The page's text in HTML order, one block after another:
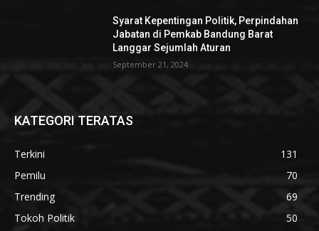
Syarat Kepentingan Politik, Perpindahan
Jabatan di Pemkab Bandung Barat
Langgar Sejumlah Aturan
September 21, 2024
KATEGORI TERATAS
Terkini
131
Pemilu
70
Trending
69
Tokoh Politik
50